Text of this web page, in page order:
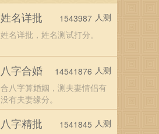
姓名详批
姓名详批，姓名测试打分。
1543987 人测
八字合婚
合八字算婚姻，测夫妻情侣有
没有夫妻缘分。
14541876 人测
八字精批 1541845 人测